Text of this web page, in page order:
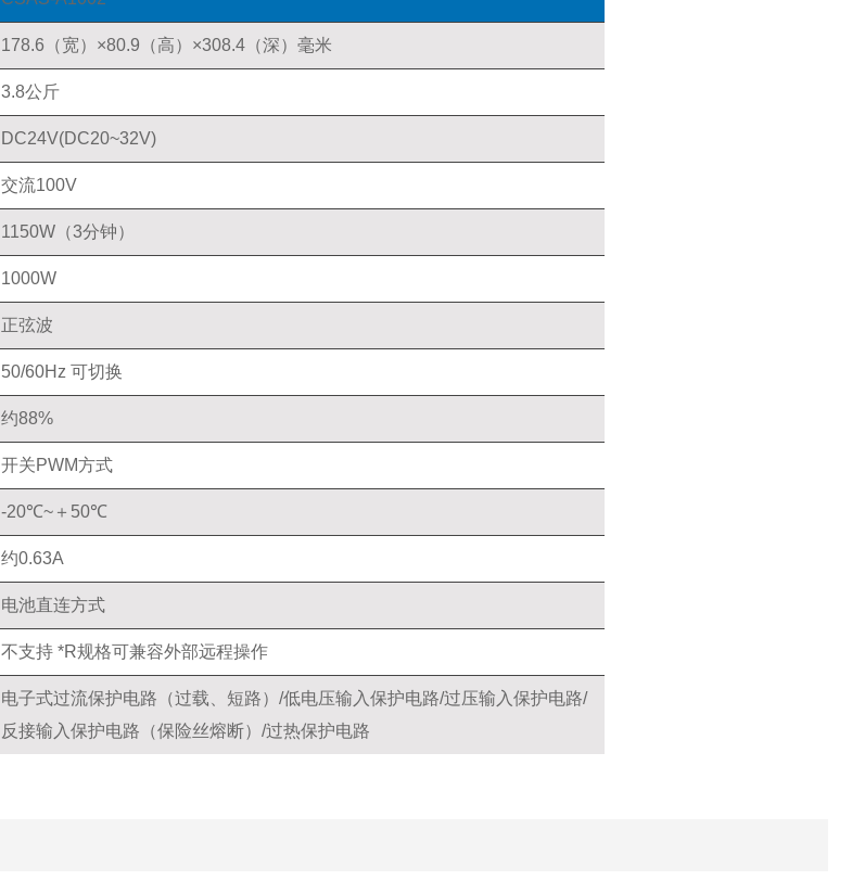
178.6（宽）×80.9（高）×308.4（深）毫米
3.8公斤
DC24V(DC20~32V)
交流100V
1150W（3分钟）
1000W
正弦波
50/60Hz 可切换
约88%
开关PWM方式
-20℃~＋50℃
约0.63A
电池直连方式
不支持 *R规格可兼容外部远程操作
电子式过流保护电路（过载、短路）/低电压输入保护电路/过压输入保护电路/
反接输入保护电路（保险丝熔断）/过热保护电路